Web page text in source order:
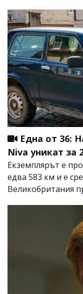
Една от 36:
Niva уникат за
Екземплярът е
едва 583 км и е
Великобритания